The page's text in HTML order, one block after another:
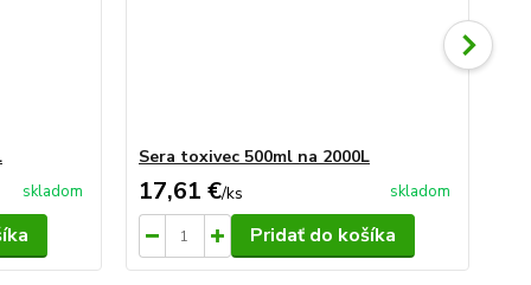
skladom
Sera toxivec 500ml na 2000L
17,61 €/ks skladom
Pridať do košíka